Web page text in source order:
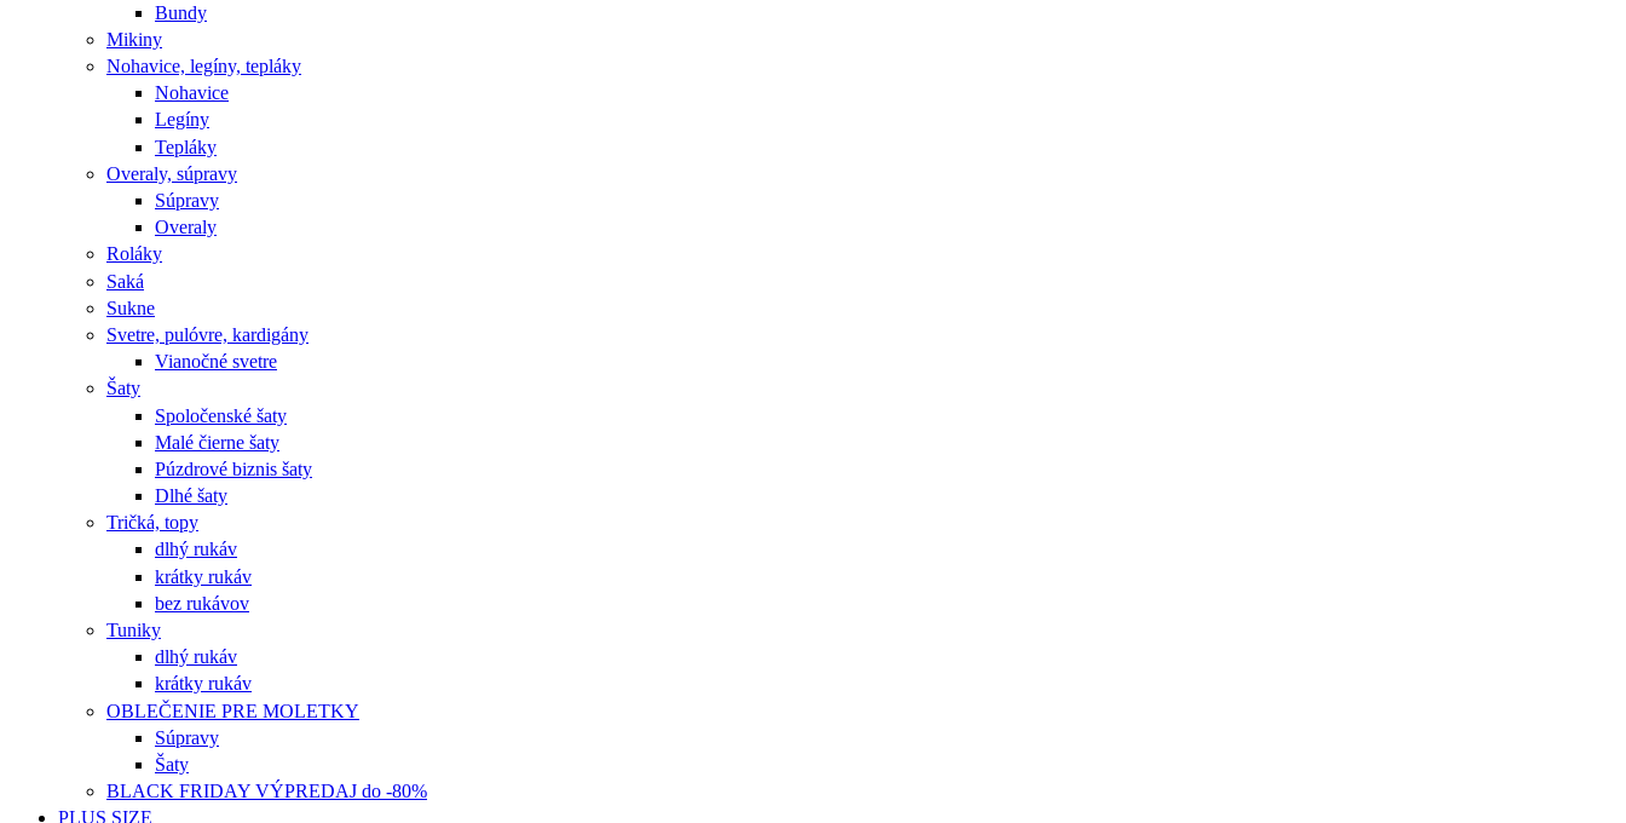
Bundy
Mikiny
Nohavice, legíny, tepláky
Nohavice
Legíny
Tepláky
Overaly, súpravy
Súpravy
Overaly
Roláky
Saká
Sukne
Svetre, pulóvre, kardigány
Vianočné svetre
Šaty
Spoločenské šaty
Malé čierne šaty
Púzdrové biznis šaty
Dlhé šaty
Tričká, topy
dlhý rukáv
krátky rukáv
bez rukávov
Tuniky
dlhý rukáv
krátky rukáv
OBLEČENIE PRE MOLETKY
Súpravy
Šaty
BLACK FRIDAY VÝPREDAJ do -80%
PLUS SIZE